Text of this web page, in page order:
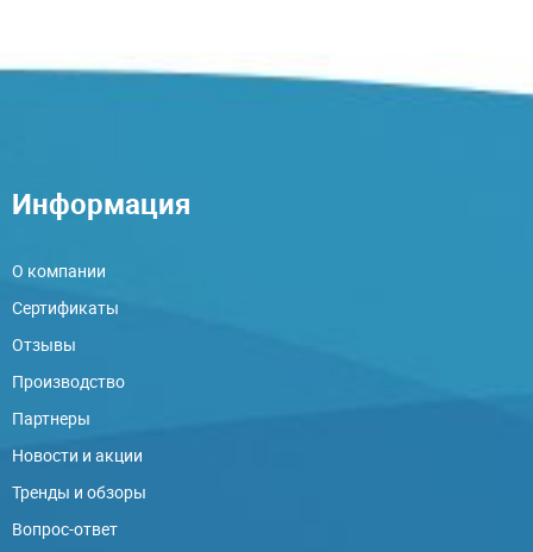
Информация
О компании
Сертификаты
Отзывы
Производство
Партнеры
Новости и акции
Тренды и обзоры
Вопрос-ответ